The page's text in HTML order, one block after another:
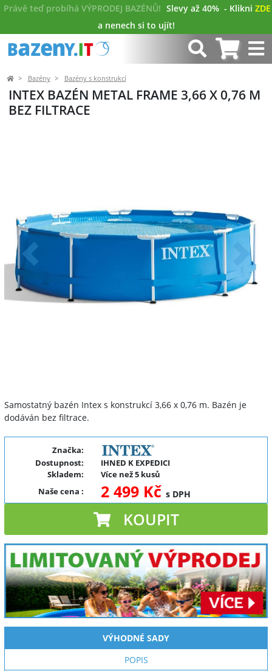
Právě teď probíhá VÝPRODEJ BAZÉNŮ! Slevy až 40% - Klikni ZDE
a nenech si to ujít!
Bazény Bazény s konstrukcí
INTEX BAZÉN METAL FRAME 3,66 X 0,76 M
BEZ FILTRACE
Předchozí Další
Samostatný bazén Intex s konstrukcí 3,66 x 0,76 m. Bazén je
dodáván bez filtrace.
Značka:
Dostupnost:
IHNED K EXPEDICI
Skladem:
Více než 5 kusů
Naše cena : 2 499 Kč s DPH
KOUPIT
VÝHODNÉ SADY
POPIS